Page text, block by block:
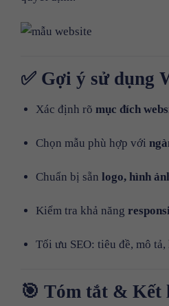
✅ Gợi ý sử dụng
Xác định rõmục đích
Chọn mẫu phù hợp với
Chuẩn bị sẵnlogo, hình
Kiểm tra khả năng
Tối ưu SEO: tiêu đề, mô
🎯 Tóm tắt & Kết